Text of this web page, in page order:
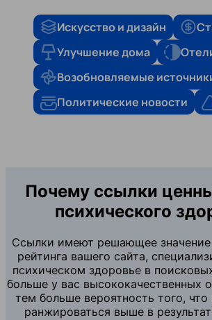
Искусство и дизайн
Улучшение дома
Возобновляемые
Политические новости
Почему ссылки
психического
Ссылки имеют решающее
рейтинга вашего сайта,
психическом здоровье в
больше у вас высококачественных
тем больше вероятность того, что
ранжироваться выше в